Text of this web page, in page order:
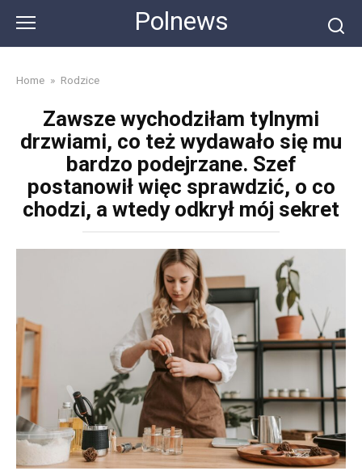
content
Polnews
Home » Rodzice
Zawsze wychodziłam tylnymi
drzwiami, co też wydawało się mu
bardzo podejrzane. Szef
postanowił więc sprawdzić, o co
chodzi, a wtedy odkrył mój sekret